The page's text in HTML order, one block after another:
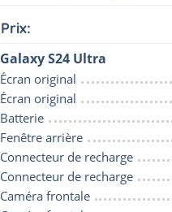
Prix:
Galaxy S24 Ultra
Écran original
Écran original
Batterie
Fenêtre arrière
Connecteur de recharge
Connecteur de recharge
Caméra frontale